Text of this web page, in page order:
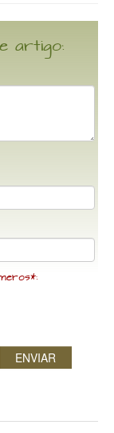
artigo:
ENVIAR